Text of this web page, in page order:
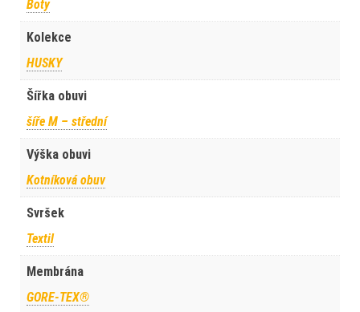
Boty
Kolekce
HUSKY
Šířka obuvi
šíře M – střední
Výška obuvi
Kotníková obuv
Svršek
Textil
Membrána
GORE-TEX®